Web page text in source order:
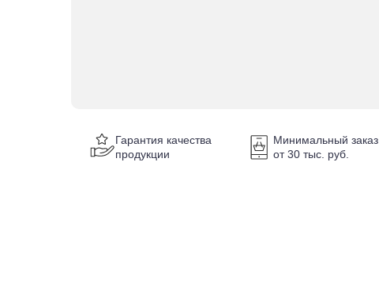
Гарантия качества
продукции
Минимальный заказ
от 30 тыс. руб.